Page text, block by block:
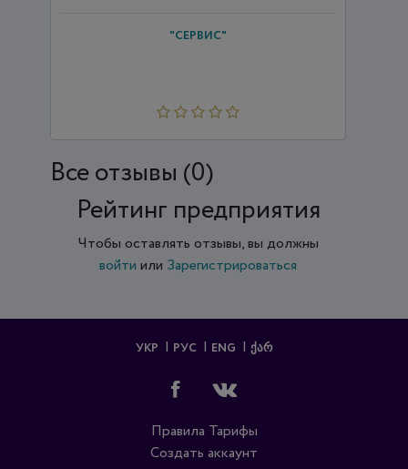
"СЕРВИС"
Все отзывы (0)
Рейтинг предприятия
Чтобы оставлять отзывы, вы должны
войти или Зарегистрироваться
УКР РУС ENG ᲥᲐᲠ
Правила Тарифы
Создать аккаунт